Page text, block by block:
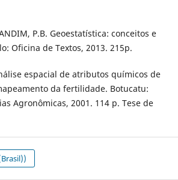
P.B. Geoestatística: conceitos e
Oficina de Textos, 2013. 215p.
espacial de atributos químicos de
da fertilidade. Botucatu:
Agronômicas, 2001. 114 p. Tese de